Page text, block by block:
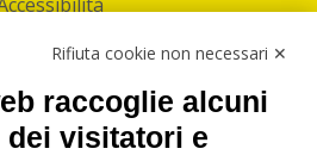
Facebook
Linkedin
Rifiuta cookie non necessari ✕
raccoglie alcuni
visitatori e